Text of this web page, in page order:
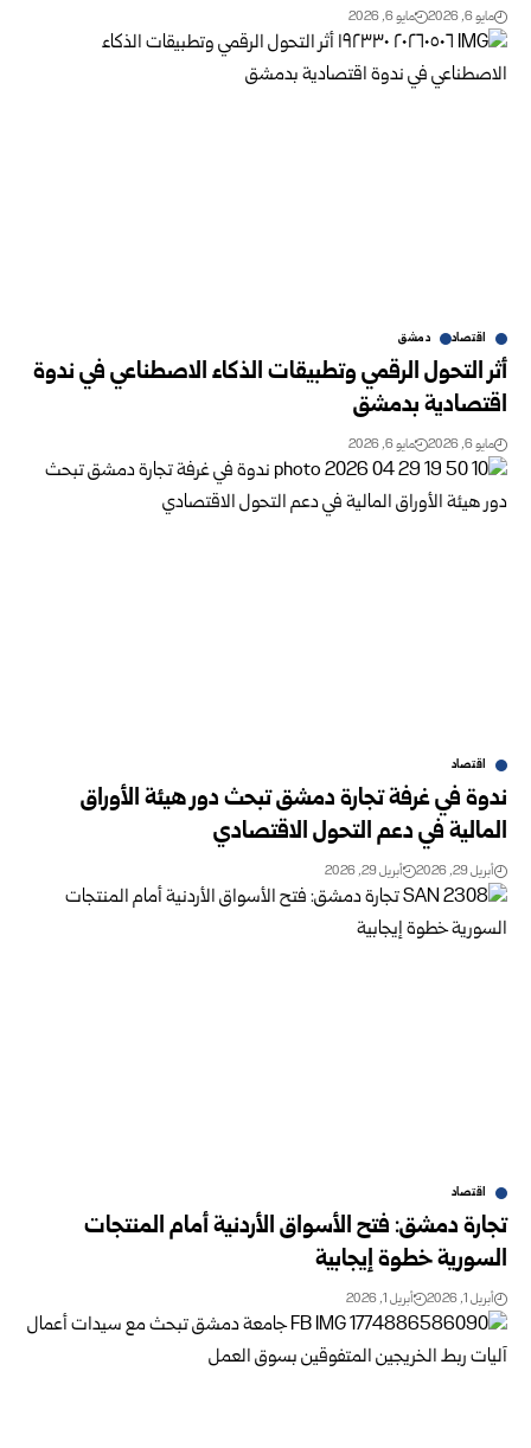
مايو 6, 2026 مايو 6, 2026
اقتصاد دمشق
أثر التحول الرقمي وتطبيقات الذكاء الاصطناعي في ندوة
اقتصادية بدمشق
مايو 6, 2026 مايو 6, 2026
اقتصاد
ندوة في غرفة تجارة دمشق تبحث دور هيئة الأوراق
المالية في دعم التحول الاقتصادي
أبريل 29, 2026 أبريل 29, 2026
اقتصاد
تجارة دمشق: فتح الأسواق الأردنية أمام المنتجات
السورية خطوة إيجابية
أبريل 1, 2026 أبريل 1, 2026